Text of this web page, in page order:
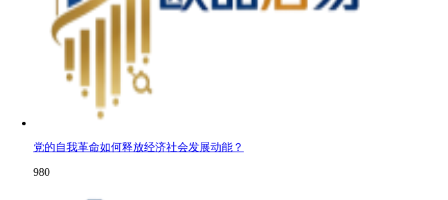
党的自我革命如何释放经济社会发展动能？
980